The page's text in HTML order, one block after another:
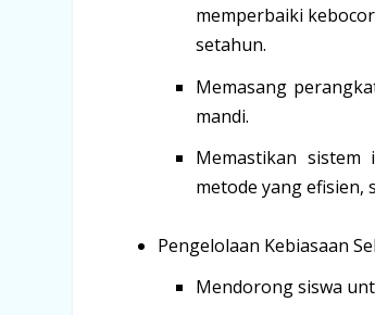
memperbaiki
setahun.
Memasang
mandi.
Memastikan sistem
metode yang efisien,
Pengelolaan Kebiasaan
Mendorong siswa